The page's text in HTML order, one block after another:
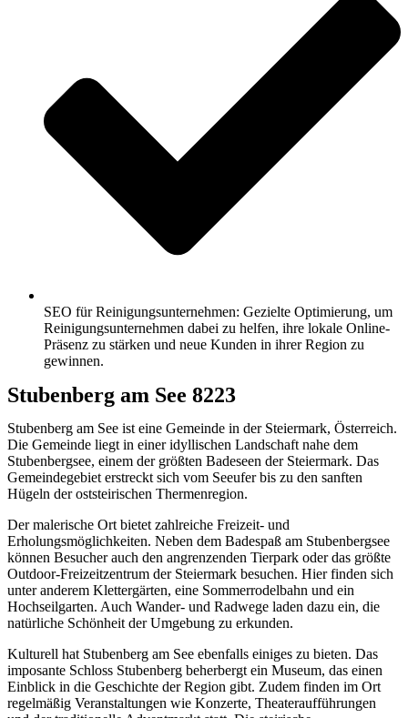
SEO für Reinigungsunternehmen: Gezielte Optimierung, um
Reinigungsunternehmen dabei zu helfen, ihre lokale Online-
Präsenz zu stärken und neue Kunden in ihrer Region zu
gewinnen.
Stubenberg am See 8223
Stubenberg am See ist eine Gemeinde in der Steiermark, Österreich.
Die Gemeinde liegt in einer idyllischen Landschaft nahe dem
Stubenbergsee, einem der größten Badeseen der Steiermark. Das
Gemeindegebiet erstreckt sich vom Seeufer bis zu den sanften
Hügeln der oststeirischen Thermenregion.
Der malerische Ort bietet zahlreiche Freizeit- und
Erholungsmöglichkeiten. Neben dem Badespaß am Stubenbergsee
können Besucher auch den angrenzenden Tierpark oder das größte
Outdoor-Freizeitzentrum der Steiermark besuchen. Hier finden sich
unter anderem Klettergärten, eine Sommerrodelbahn und ein
Hochseilgarten. Auch Wander- und Radwege laden dazu ein, die
natürliche Schönheit der Umgebung zu erkunden.
Kulturell hat Stubenberg am See ebenfalls einiges zu bieten. Das
imposante Schloss Stubenberg beherbergt ein Museum, das einen
Einblick in die Geschichte der Region gibt. Zudem finden im Ort
regelmäßig Veranstaltungen wie Konzerte, Theateraufführungen